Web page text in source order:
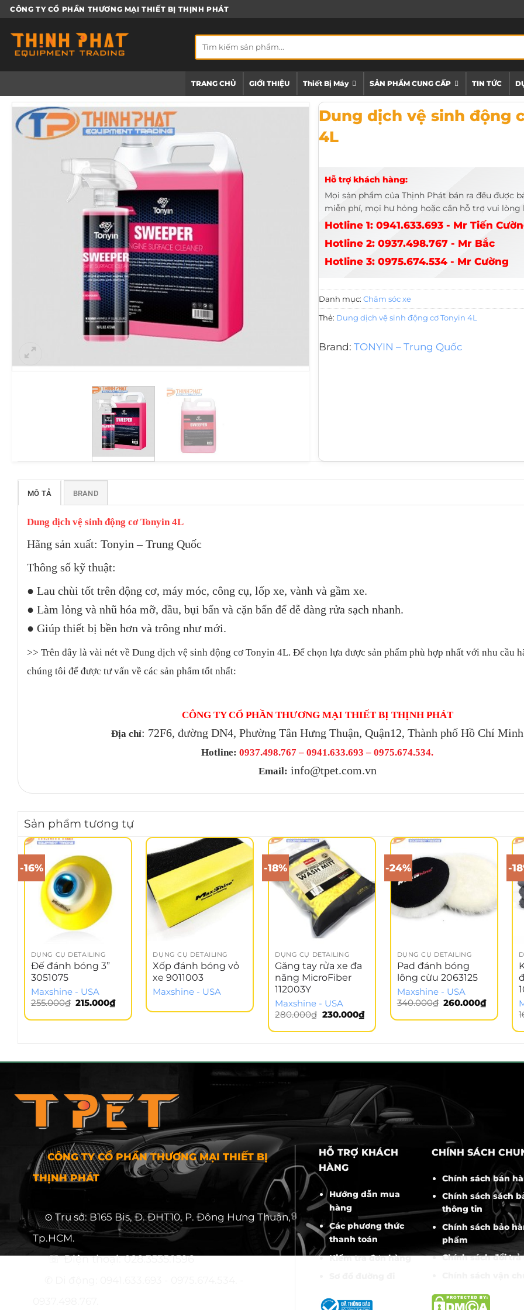
Bỏ
nội
dung
CÔNG TY CỔ PHẦN THƯƠNG MẠI THIẾT BỊ THỊNH PHÁT
kiếm:
TRANG CHỦ GIỚI THIỆU Thiết Bị Máy SẢN PHẨM CUNG CẤP TIN TỨC
Dung dịch vệ sinh động cơ Tonyin 4L
Dung dịch vệ sinh động
4L
Hỗ trợ khách hàng:
Mọi sản phẩm của Thịnh Phát bán ra đều được
miễn phí, mọi hư hỏng hoặc cần hỗ trợ vui lòng
Hotline 1: 0941.633.693 - Mr Tiến
Hotline 2: 0937.498.767 - Mr Bắc
Hotline 3: 0975.674.534 - Mr Cường
Danh mục:Chăm sóc xe
Thẻ: Dung dịch vệ sinh động cơ Tonyin 4L
Brand: TONYIN – Trung Quốc
MÔ TẢ BRAND
Dung dịch vệ sinh động cơ Tonyin 4L
Hãng sản xuất: Tonyin – Trung Quốc
Thông số kỹ thuật:
● Lau chùi tốt trên động cơ, máy móc, công cụ, lốp xe, vành và gầm xe.
● Làm lỏng và nhũ hóa mỡ, dầu, bụi bẩn và cặn bẩn để dễ dàng rửa sạch nhanh.
● Giúp thiết bị bền hơn và trông như mới.
>> Trên đây là vài nét về Dung dịch vệ sinh động cơ Tonyin 4L. Để chọn lựa được sản phẩm phù hợp nhất với nhu cầu
chúng tôi để được tư vấn về các sản phẩm tốt nhất:
CÔNG TY CỔ PHẦN THƯƠNG MẠI THIẾT BỊ THỊNH PHÁT
Địa chỉ: 72F6, đường DN4, Phường Tân Hưng Thuận, Quận12, Thành phố Hồ Chí Minh
Hotline: 0937.498.767 – 0941.633.693 –0975.674.534.
Email: info@tpet.com.vn
Sản phẩm tương tự
-16%
DỤNG CỤ DETAILING
Đế đánh bóng 3”
3051075
Maxshine - USA
255.000₫ Giá
là:
215.000₫Giá
hiện
tại
DỤNG CỤ DETAILING
Xốp đánh bóng vỏ
xe 9011003
Maxshine - USA
-18%
DỤNG CỤ DETAILING
Găng tay rửa xe đa
năng MicroFiber
112003Y
Maxshine - USA
280.000₫ Giá
là:
230.000₫Giá
hiện
tại
-24%
DỤNG CỤ DETAILING
Pad đánh bóng
lông cừu 2063125
Maxshine - USA
340.000₫ Giá
là:
260.000₫Giá
hiện
tại
-
CÔNG TY CỔ PHẦN THƯƠNG MẠI THIẾT BỊ
THỊNH PHÁT
⊙ Trụ sở: B165 Bis, Đ. ĐHT10, P. Đông Hưng Thuận,
Tp.HCM.
☏ Điện thoại: 028.3535.1596
HỖ TRỢ KHÁCH
HÀNG
Hướng dẫn mua
hàng
Các phương thức
thanh toán
Kiểm tra đơn hàng
CHÍNH SÁCH
Chính sách bán
Chính sách sách
thông tin
Chính sách bảo
phẩm
Chính sách đổi trả